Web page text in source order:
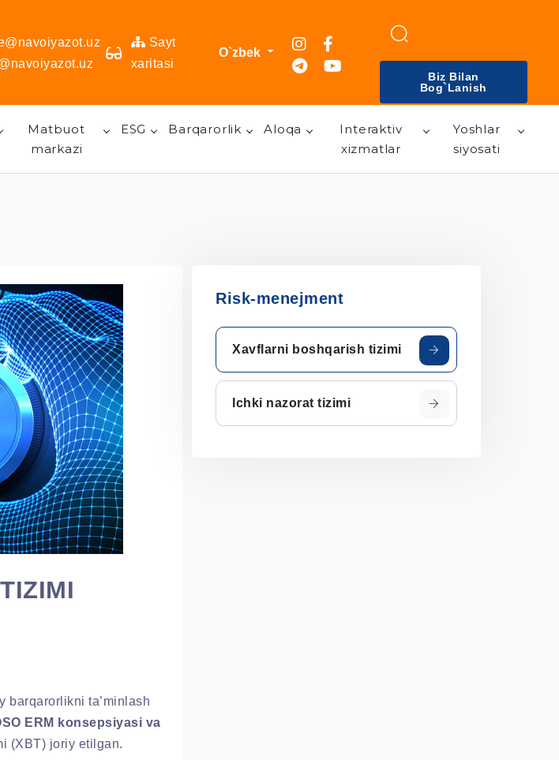
Sayt
xaritasi
O`zbek
Biz Bilan
Bog`lanish
Matbuot
markazi
ESG Barqarorlik Aloqa
Interaktiv
xizmatlar
Yoshlar
siyosati
barqarorlikni ta’minlash
ERM konsepsiyasi va
(XBT) joriy etilgan.
Risk-menejment
Xavflarni boshqarish tizimi
Ichki nazorat tizimi